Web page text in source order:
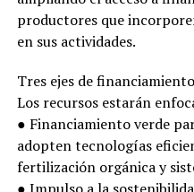
productores que
en sus actividades.
Tres ejes de financiamiento
Los recursos estarán
● Financiamiento verde
adopten tecnologías
fertilización orgánica y